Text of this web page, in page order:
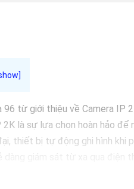
96 từ giới thiệu về Camera IP
2K là sự lựa chọn hoàn hảo
thiết bị tự động ghi hình khi